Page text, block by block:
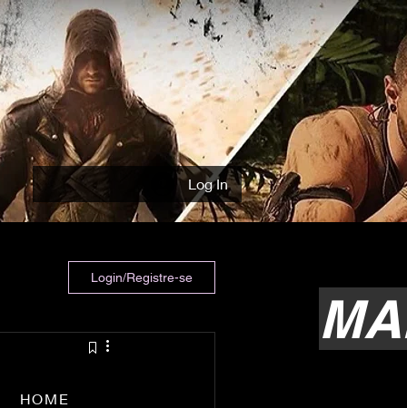
Log In
Login/Registre-se
HOME